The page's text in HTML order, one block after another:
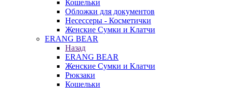
Кошельки
Обложки для документов
Несессеры - Косметички
Женские Сумки и Клатчи
ERANG BEAR
Назад
ERANG BEAR
Женские Сумки и Клатчи
Рюкзаки
Кошельки